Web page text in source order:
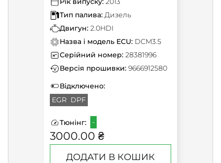
Тип палива: Дизель
Двигун: 2.0HDI
Назва і модель ECU: DCM3.5
Серійний номер: 28381996
Версія прошивки: 9666912580
Відключено:
EGR DPF
Тюнінг: -
3000.00 ₴
ДОДАТИ В КОШИК